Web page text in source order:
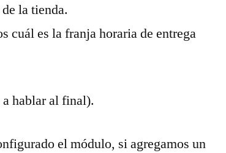
la tienda.
cuál es la franja horaria de entrega
hablar al final).
el módulo, si agregamos un